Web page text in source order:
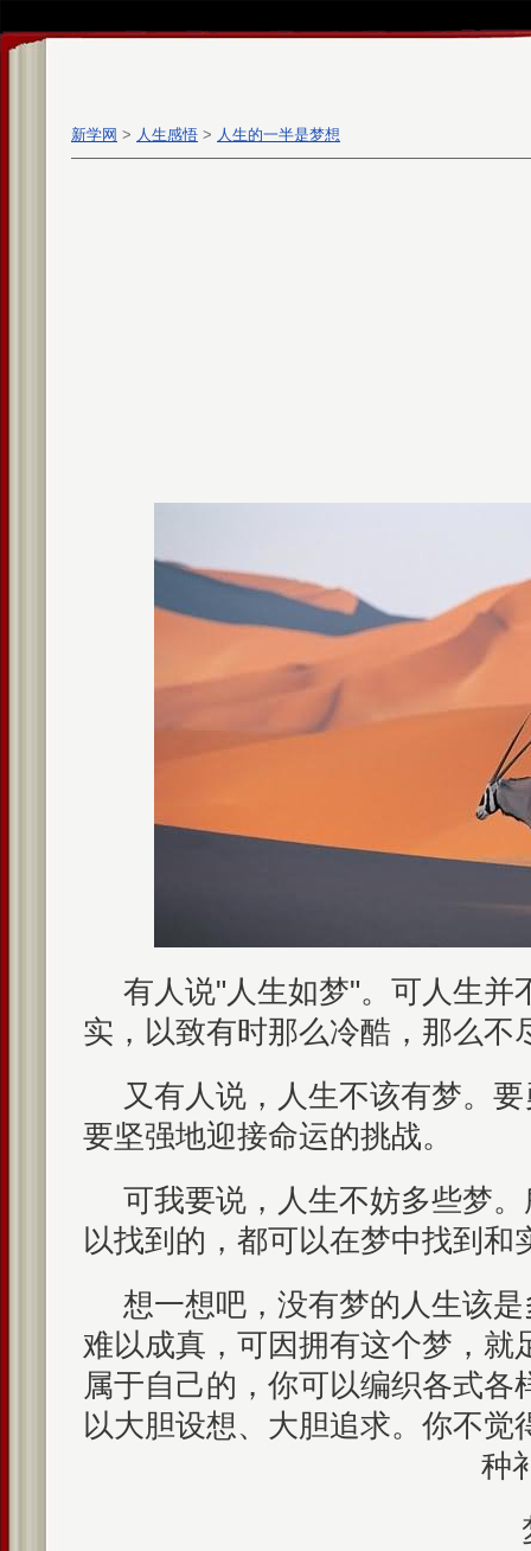
新学网 > 人生感悟 > 人生的一半是梦想
有人说"人生如梦"。可人生并
实，以致有时那么冷酷，那么不
又有人说，人生不该有梦。
要坚强地迎接命运的挑战。
可我要说，人生不妨多些梦
以找到的，都可以在梦中找到和
想一想吧，没有梦的人生该
难以成真，可因拥有这个梦，就
属于自己的，你可以编织各式各
以大胆设想、大胆追求。你不觉
种